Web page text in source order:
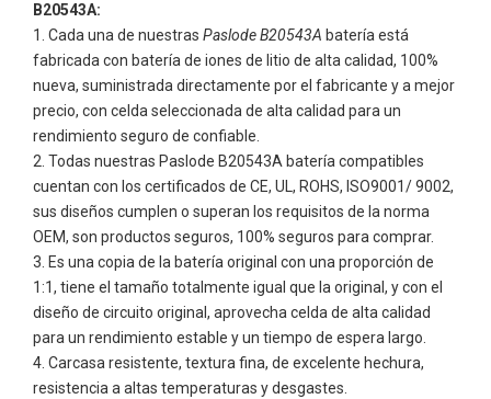
B20543A:
Cada una de nuestras Paslode B20543A batería está
fabricada con batería de iones de litio de alta calidad, 100%
nueva, suministrada directamente por el fabricante y a mejor
precio, con celda seleccionada de alta calidad para un
rendimiento seguro de confiable.
Todas nuestras Paslode B20543A batería compatibles
cuentan con los certificados de CE, UL, ROHS, ISO9001/ 9002,
sus diseños cumplen o superan los requisitos de la norma
OEM, son productos seguros, 100% seguros para comprar.
Es una copia de la batería original con una proporción de
1:1, tiene el tamaño totalmente igual que la original, y con el
diseño de circuito original, aprovecha celda de alta calidad
para un rendimiento estable y un tiempo de espera largo.
Carcasa resistente, textura fina, de excelente hechura,
resistencia a altas temperaturas y desgastes.